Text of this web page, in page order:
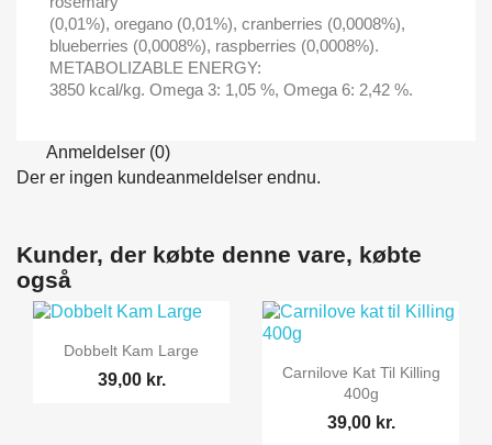
(0,01%), oregano (0,01%), cranberries (0,0008%),
blueberries (0,0008%), raspberries (0,0008%).
METABOLIZABLE ENERGY:
3850 kcal/kg. Omega 3: 1,05 %, Omega 6: 2,42 %.
Anmeldelser (0)
Der er ingen kundeanmeldelser endnu.
Kunder, der købte denne vare, købte
også
 Vis her
Dobbelt Kam Large
39,00 kr.  Vis her
Carnilove Kat Til Killing
400g
39,00 kr.